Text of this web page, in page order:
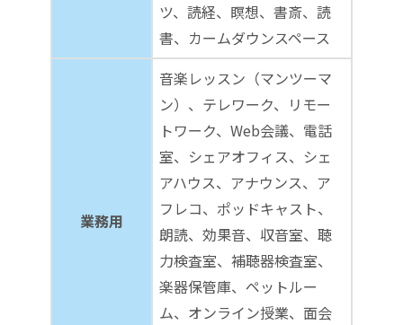
ツ、読経、瞑想、書斎、読
書、カームダウンスペース
業務用
音楽レッスン（マンツーマ
ン）、テレワーク、リモー
トワーク、Web会議、電話
室、シェアオフィス、シェ
アハウス、アナウンス、ア
フレコ、ポッドキャスト、
朗読、効果音、収音室、聴
力検査室、補聴器検査室、
楽器保管庫、ペットルー
ム、オンライン授業、面会